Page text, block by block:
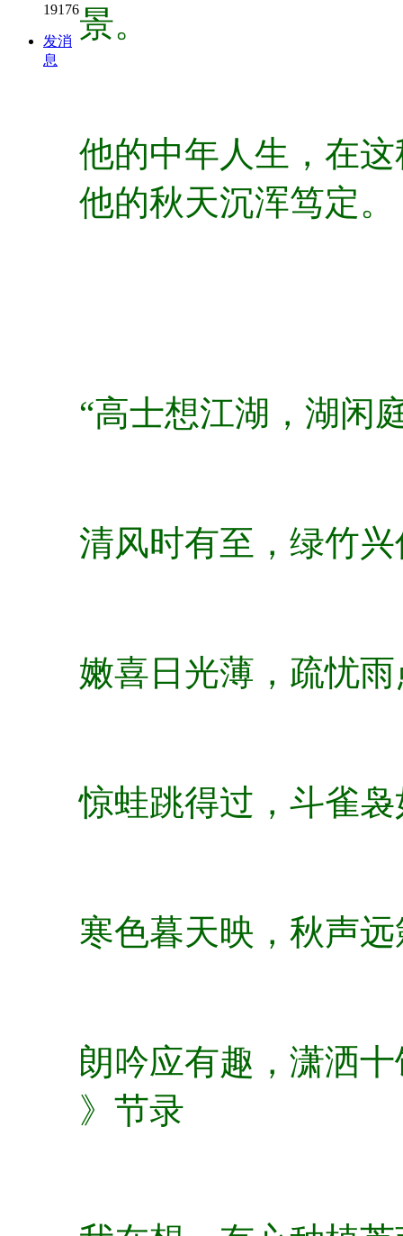
19176
发消
息
景。
他的中年人生，在
他的秋天沉浑笃定。
“高士想江湖，湖闲
清风时有至，绿竹
嫩喜日光薄，疏忧
惊蛙跳得过，斗雀
寒色暮天映，秋声
朗吟应有趣，潇洒
》节录